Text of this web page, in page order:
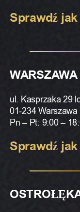
Sprawdź
WARSZAWA
ul. Kasprzaka 29
01-234 Warszawa
Pn – Pt: 9:00 –
Sprawdź